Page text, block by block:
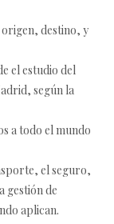
origen, destino, y
el estudio del
según la
a todo el mundo
el seguro,
gestión de
aplican.